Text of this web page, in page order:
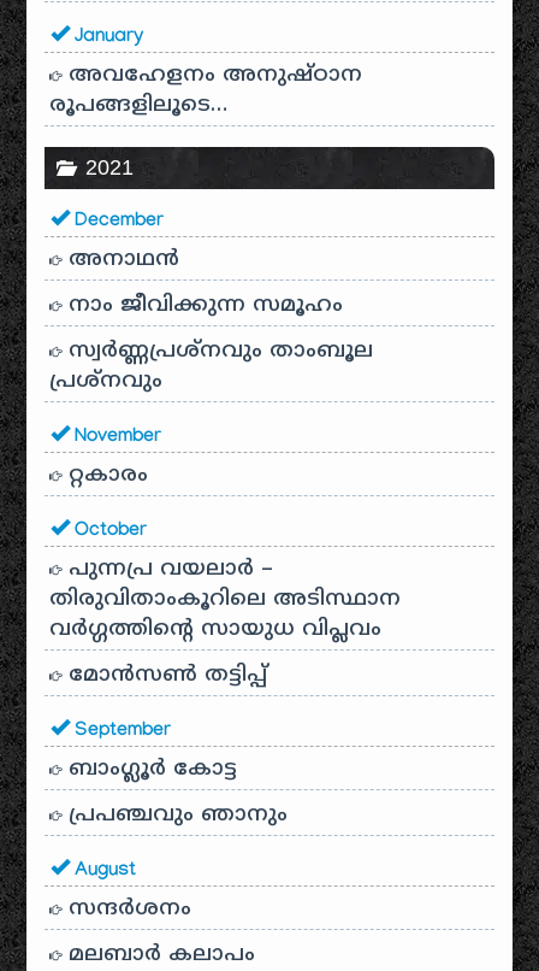
January
അവഹേളനം അനുഷ്ഠാന
രൂപങ്ങളിലൂടെ…
2021
December
അനാഥന്‍
നാം ജീവിക്കുന്ന സമൂഹം
സ്വര്‍ണ്ണപ്രശ്‌നവും താംബൂല
പ്രശ്‌നവും
November
റ്റകാരം
October
പുന്നപ്ര വയലാർ –
തിരുവിതാംകൂറിലെ അടിസ്ഥാന
വർഗ്ഗത്തിന്റെ സായുധ വിപ്ലവം
മോൻസൺ തട്ടിപ്പ്
September
ബാംഗ്ലൂർ കോട്ട
പ്രപഞ്ചവും ഞാനും
August
സന്ദര്‍ശനം
മലബാർ കലാപം